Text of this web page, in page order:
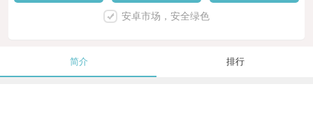
安卓市场，安全绿色
简介 排行